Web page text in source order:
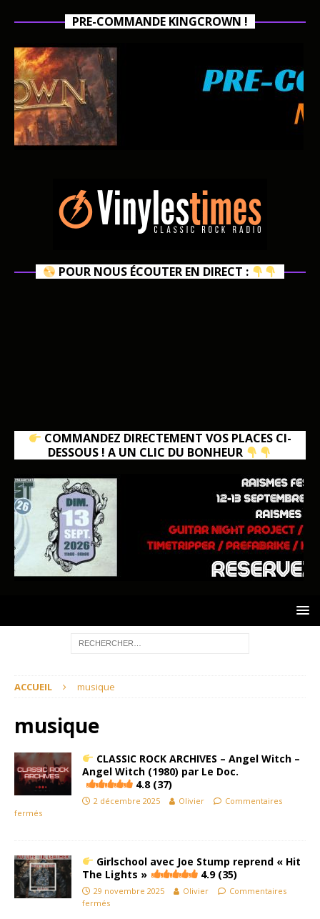
PRE-COMMANDE KINGCROWN !
POUR NOUS ÉCOUTER EN DIRECT :
COMMANDEZ DIRECTEMENT VOS PLACES CI-
DESSOUS ! A UN CLIC DU BONHEUR
ACCUEIL musique
musique
CLASSIC ROCK ARCHIVES – Angel Witch –
Angel Witch (1980) par Le Doc.
4.8 (37)
2 décembre 2025 Olivier
Commentaires
fermés
Girlschool avec Joe Stump reprend « Hit
The Lights »
4.9 (35)
29 novembre 2025 Olivier
Commentaires
fermés